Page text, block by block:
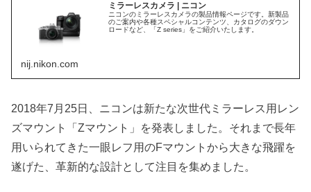
ミラーレスカメラ | ニコン
ニコンのミラーレスカメラの製品情報ページです。新製品
のご案内や各種スペシャルコンテンツ、カタログのダウン
ロードなど、「Z series」をご紹介いたします。
nij.nikon.com
2018年7月25日、ニコンは新たな次世代ミラーレス用レン
ズマウント「Zマウント」を発表しました。それまで長年
用いられてきた一眼レフ用のFマウントから大きな飛躍を
遂げた、革新的な設計として注目を集めました。